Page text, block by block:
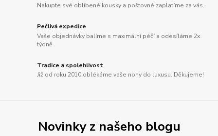
Nakupte své oblíbené kousky a poštovné zaplatíme za vás.
Pečlivá expedice
Vaše objednávky balíme s maximální péčí a odesíláme 2x
týdně.
Tradice a spolehlivost
Již od roku 2010 oblékáme vaše nohy do luxusu. Děkujeme!
Novinky z našeho blogu